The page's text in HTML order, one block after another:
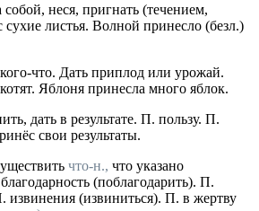
собой, неся, пригнать (течением,
сухие листья. Волной принесло (безл.)
кого-что. Дать приплод или урожай.
Яблоня принесла много яблок.
дать в результате. П. пользу. П.
свои результаты.
что-н., что указано
(поблагодарить). П.
извинения (извиниться). П. в жертву